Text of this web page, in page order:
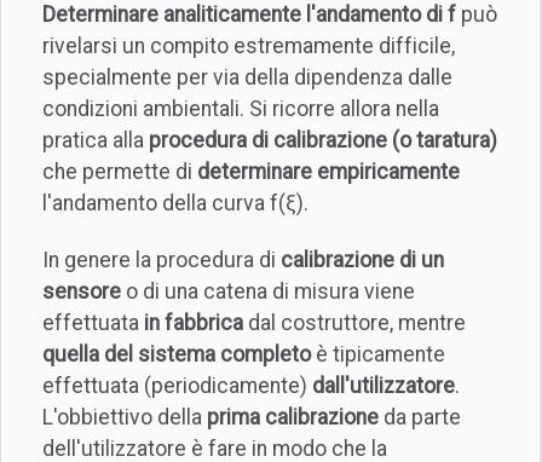
Determinare analiticamente l'andamento di f può
rivelarsi un compito estremamente difficile,
specialmente per via della dipendenza dalle
condizioni ambientali. Si ricorre allora nella
pratica alla procedura di calibrazione (o taratura)
che permette di determinare empiricamente
l'andamento della curva f(ξ).
In genere la procedura di calibrazione di un
sensore o di una catena di misura viene
effettuata in fabbrica dal costruttore, mentre
quella del sistema completoè tipicamente
effettuata (periodicamente) dall'utilizzatore.
L'obbiettivo della prima calibrazione da parte
dell'utilizzatore è fare in modo che la